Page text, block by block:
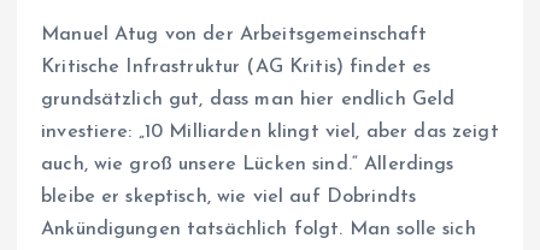
Manuel Atug von der Arbeitsgemeinschaft
Kritische Infrastruktur (AG Kritis) findet es
grundsätzlich gut, dass man hier endlich Geld
investiere: „10 Milliarden klingt viel, aber das zeigt
auch, wie groß unsere Lücken sind.“ Allerdings
bleibe er skeptisch, wie viel auf Dobrindts
Ankündigungen tatsächlich folgt. Man solle sich